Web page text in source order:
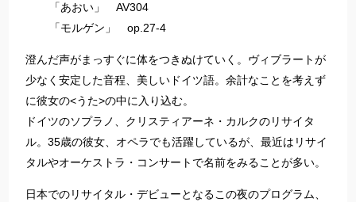
「あおい」 AV304
「モルゲン」 op.27-4
澄んだ声がまっすぐに体をつきぬけていく。ヴィブラートが
少なく安定した音程、美しいドイツ語。余計なことを考えず
に彼女の<うた>の中に入り込む。
ドイツのソプラノ、クリスティアーネ・カルクのリサイタ
ル。35歳の彼女、オペラでも活躍しているが、最近はリサイ
タルやオーケストラ・コンサートで名前をみることが多い。
日本でのリサイタル・デビューとなるこの夜のプログラム、